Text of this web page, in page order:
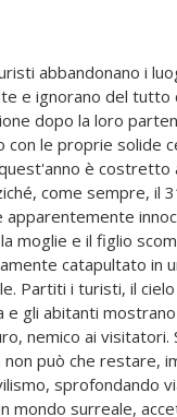
abbandonano i
e ignorano del tutto
dopo la loro
con le proprie solide
è costretto
come sempre, il
apparentemente
moglie e il figlio
catapultato in
Partiti i turisti, il
e gli abitanti
nemico ai visitatori.
può che restare,
sprofondando
mondo surreale,